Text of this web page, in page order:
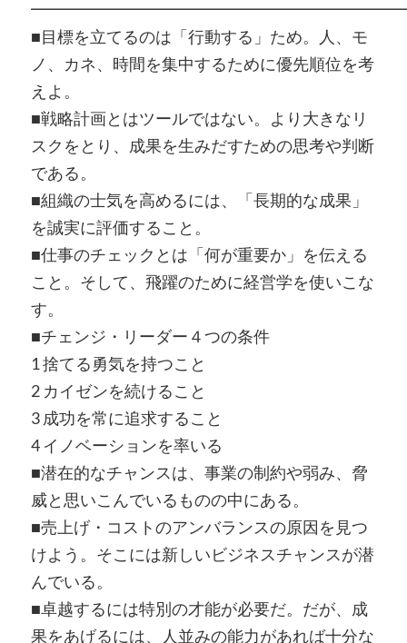
■目標を立てるのは「行動する」ため。人、モ
ノ、カネ、時間を集中するために優先順位を考
えよ。
■戦略計画とはツールではない。より大きなリ
スクをとり、成果を生みだすための思考や判断
である。
■組織の士気を高めるには、「長期的な成果」
を誠実に評価すること。
■仕事のチェックとは「何が重要か」を伝える
こと。そして、飛躍のために経営学を使いこな
す。
■チェンジ・リーダー４つの条件
1 捨てる勇気を持つこと
2 カイゼンを続けること
3 成功を常に追求すること
4 イノベーションを率いる
■潜在的なチャンスは、事業の制約や弱み、脅
威と思いこんでいるものの中にある。
■売上げ・コストのアンバランスの原因を見つ
けよう。そこには新しいビジネスチャンスが潜
んでいる。
■卓越するには特別の才能が必要だ。だが、成
果をあげるには、人並みの能力があれば十分な